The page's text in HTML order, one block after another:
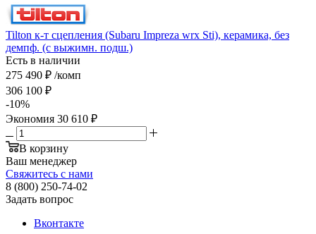
Tilton к-т сцепления (Subaru Impreza wrx Sti), керамика, без
демпф. (с выжимн. подш.)
Есть в наличии
275 490 ₽ /комп
306 100 ₽
-10%
Экономия 30 610 ₽
В корзину
Ваш менеджер
Свяжитесь с нами
8 (800) 250-74-02
Задать вопрос
Вконтакте